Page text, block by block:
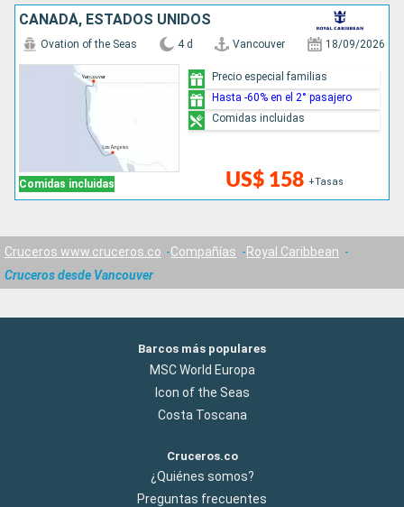
CANADÁ, ESTADOS UNIDOS
Comidas incluidas
Ovation of the Seas 4 d Vancouver 18/09/2026
US$ 158 +Tasas
Precio especial familias
Hasta -60% en el 2° pasajero
Comidas incluidas
Cruceros www.cruceros.co Compañías
Royal Caribbean
Cruceros desde Vancouver
Barcos más populares
MSC World Europa
Icon of the Seas
Costa Toscana
Cruceros.co
¿Quiénes somos?
Preguntas frecuentes